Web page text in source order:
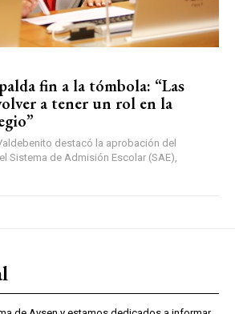
fin a la tómbola: “Las
a tener un rol en la
destacó la aprobación del
Sistema de Admisión Escolar (SAE),